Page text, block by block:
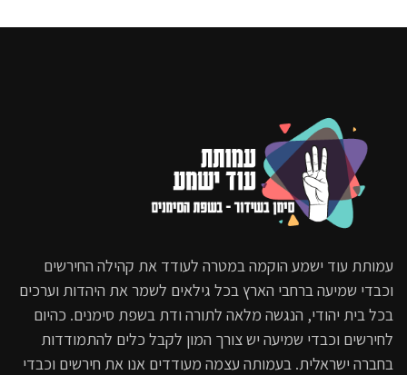
עמותת עוד ישמע הוקמה במטרה לעודד את קהילה החירשים
וכבדי שמיעה ברחבי הארץ בכל גילאים לשמר את היהדות וערכים
בכל בית יהודי, הנגשה מלאה לתורה ודת בשפת סימנים. כהיום
לחירשים וכבדי שמיעה יש צורך המון לקבל כלים להתמודדות
בחברה ישראלית. בעמותה עצמה מעודדים אנו את חירשים וכבדי